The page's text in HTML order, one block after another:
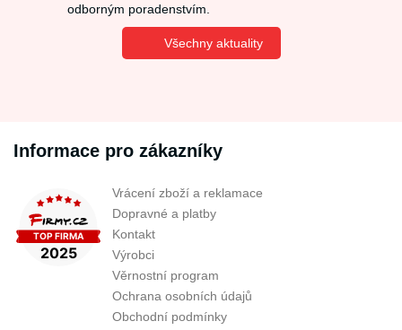
odborným poradenstvím.
Všechny aktuality
Informace pro zákazníky
Vrácení zboží a reklamace
Dopravné a platby
Kontakt
Výrobci
Věrnostní program
Ochrana osobních údajů
Obchodní podmínky